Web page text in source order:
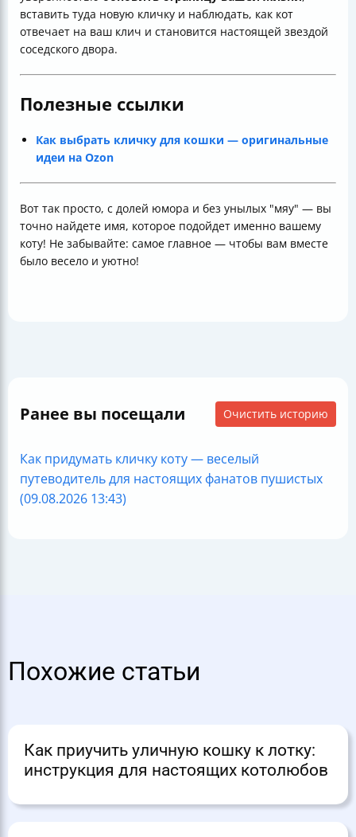
вставить туда новую кличку и наблюдать, как кот
отвечает на ваш клич и становится настоящей звездой
соседского двора.
Полезные ссылки
Как выбрать кличку для кошки — оригинальные
идеи на Ozon
Вот так просто, с долей юмора и без унылых "мяу" — вы
точно найдете имя, которое подойдет именно вашему
коту! Не забывайте: самое главное — чтобы вам вместе
было весело и уютно!
Ранее вы посещали Очистить историю
Как придумать кличку коту — веселый
путеводитель для настоящих фанатов пушистых
(09.08.2026 13:43)
Похожие статьи
Как приучить уличную кошку к лотку:
инструкция для настоящих котолюбов